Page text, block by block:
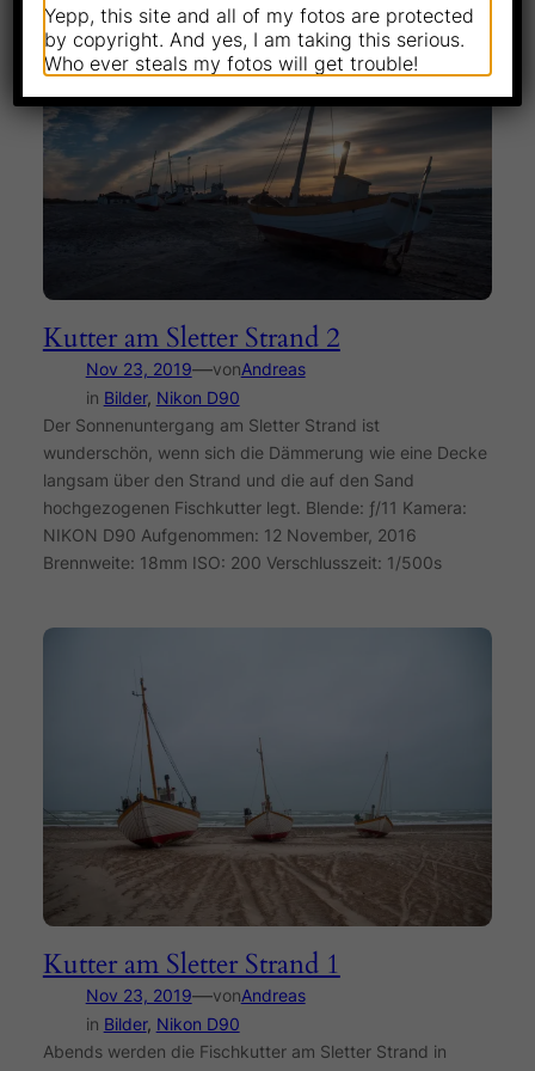
Kutter am Sletter Strand 2
Nov 23, 2019—vonAndreas
in Bilder, Nikon D90
Der Sonnenuntergang am Sletter Strand ist
wunderschön, wenn sich die Dämmerung wie eine Decke
langsam über den Strand und die auf den Sand
hochgezogenen Fischkutter legt. Blende: ƒ/11 Kamera:
NIKON D90 Aufgenommen: 12 November, 2016
Brennweite: 18mm ISO: 200 Verschlusszeit: 1/500s
Kutter am Sletter Strand 1
Nov 23, 2019—vonAndreas
in Bilder, Nikon D90
Abends werden die Fischkutter am Sletter Strand in
Yepp, this site and all of my fotos are protected
by copyright. And yes, I am taking this serious.
Who ever steals my fotos will get trouble!